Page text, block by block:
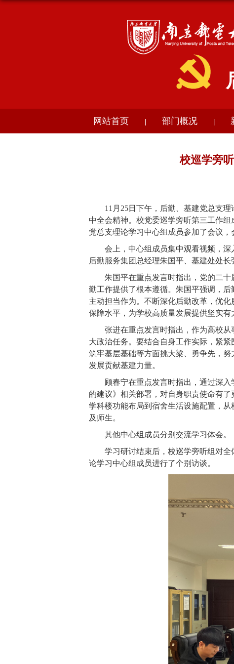
网站首页 部门概况
校巡学旁
11月25日下午，后勤、基建党总支
中全会精神。校党委巡学旁听第三工作
党总支理论学习中心组成员参加了会议，
会上，中心组成员集中观看视频，
后勤服务集团总经理朱国平、基建处处
朱国平在重点发言时指出，党的二
勤工作提供了根本遵循。朱国平强调，
主动担当作为。不断深化后勤改革，优
保障水平，为学校高质量发展提供坚实有
张进在重点发言时指出，作为高校
大政治任务。要结合自身工作实际，紧
筑牢基层基础等方面挑大梁、勇争先，
发展贡献基建力量。
顾春宁在重点发言时指出，通过深入
的建议》相关部署，对自身职责使命有
学科楼功能布局到宿舍生活设施配置，
及师生。
其他中心组成员分别交流学习体会。
学习研讨结束后，校巡学旁听组对
论学习中心组成员进行了个别访谈。